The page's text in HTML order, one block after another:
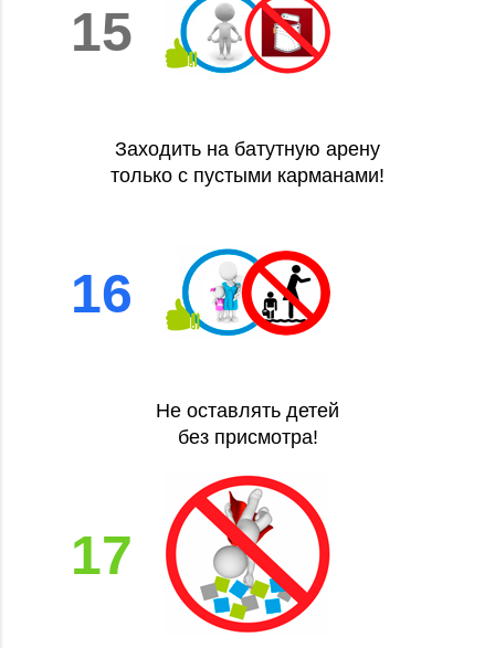
15
Заходить на батутную арену
только с пустыми карманами!
16
Не оставлять детей
без присмотра!
17